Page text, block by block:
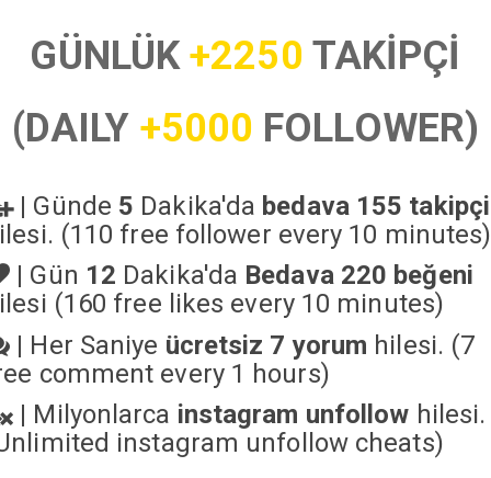
GÜNLÜK+2250 TAKİPÇİ
(DAILY +5000 FOLLOWER)
| Günde 5 Dakika'da bedava 155 takipçi
(110 free follower every 10 minutes)
| Gün 12 Dakika'da Bedava 220 beğeni
(160 free likes every 10 minutes)
| Her Saniye ücretsiz 7 yorum hilesi. (7
comment every 1 hours)
| Milyonlarca instagram unfollow hilesi.
instagram unfollow cheats)